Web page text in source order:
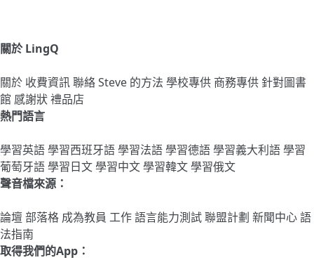
關於 LingQ
關於 收費資訊聯絡Steve 的方法 學校專供 商務專供 針對圖書
館 感謝狀禮品店
熱門語言
學習英語學習西班牙語學習法語學習德語學習義大利語學習
葡萄牙語學習日文學習中文學習韓文學習俄文
聲音檔來源：
論壇部落格 成為教員 工作語言能力測試聯盟計劃 新聞中心語
法指南
取得我們的App：